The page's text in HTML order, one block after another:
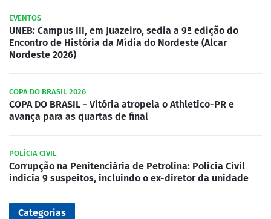
EVENTOS
UNEB: Campus III, em Juazeiro, sedia a 9ª edição do
Encontro de História da Mídia do Nordeste (Alcar
Nordeste 2026)
COPA DO BRASIL 2026
COPA DO BRASIL - Vitória atropela o Athletico-PR e
avança para as quartas de final
POLÍCIA CIVIL
Corrupção na Penitenciária de Petrolina: Polícia Civil
indicia 9 suspeitos, incluindo o ex-diretor da unidade
Categorias